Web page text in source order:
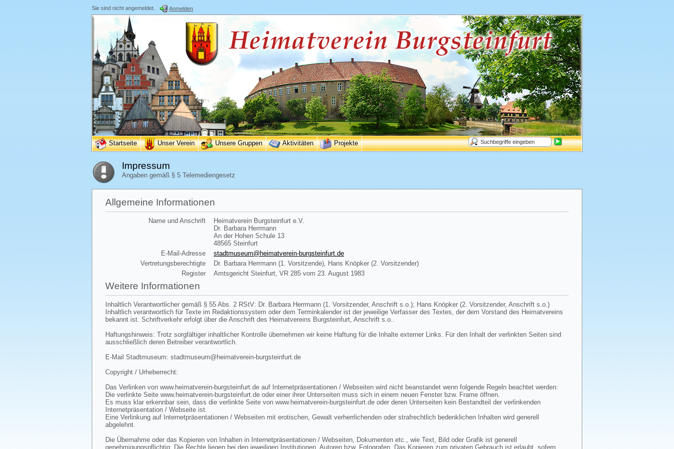
Sie sind nicht angemeldet. Anmelden
Startseite Unser Verein Unsere Gruppen Aktivitäten Projekte
Impressum
Angaben gemäß § 5 Telemediengesetz
Allgemeine Informationen
Name und Anschrift
Heimatverein Burgsteinfurt e.V.
Dr. Barbara Herrmann
An der Hohen Schule 13
48565 Steinfurt
E-Mail-Adresse
stadtmuseum@heimatverein-burgsteinfurt.de
Vertretungsberechtigte
Dr. Barbara Herrmann (1. Vorsitzende), Hans Knöpker (2. Vorsitzender)
Register
Amtsgericht Steinfurt, VR 285 vom 23. August 1983
Weitere Informationen
Inhaltlich Verantwortlicher gemäß § 55 Abs. 2 RStV: Dr. Barbara Herrmann (1. Vorsitzender, Anschrift s.o.); Hans Knöpker (2. Vorsitzender, Anschrift s.o.)
Inhaltlich verantwortlich für Texte im Redaktionssystem oder dem Terminkalender ist der jeweilige Verfasser des Textes, der dem Vorstand des Heimatvereins
bekannt ist. Schriftverkehr erfolgt über die Anschrift des Heimatvereins Burgsteinfurt, Anschrift s.o..
Haftungshinweis: Trotz sorgfältiger inhaltlicher Kontrolle übernehmen wir keine Haftung für die Inhalte externer Links. Für den Inhalt der verlinkten Seiten sind
ausschließlich deren Betreiber verantwortlich.
E-Mail Stadtmuseum: stadtmuseum@heimatverein-burgsteinfurt.de
Copyright / Urheberrecht:
Das Verlinken von www.heimatverein-burgsteinfurt.de auf Internetpräsentationen / Webseiten wird nicht beanstandet wenn folgende Regeln beachtet werden:
Die verlinkte Seite www.heimatverein-burgsteinfurt.de oder einer ihrer Unterseiten muss sich in einem neuen Fenster bzw. Frame öffnen.
Es muss klar erkennbar sein, dass die verlinkte Seite von www.heimatverein-burgsteinfurt.de oder deren Unterseiten kein Bestandteil der verlinkenden
Internetpräsentation / Webseite ist.
Eine Verlinkung auf Internetpräsentationen / Webseiten mit erotischen, Gewalt verherrlichenden oder strafrechtlich bedenklichen Inhalten wird generell
abgelehnt.
Die Übernahme oder das Kopieren von Inhalten in Internetpräsentationen / Webseiten, Dokumenten etc., wie Text, Bild oder Grafik ist generell
genehmigungspflichtig. Die Rechte liegen bei den jeweiligen Institutionen, Autoren bzw. Fotografen. Das Kopieren zum privaten Gebrauch ist erlaubt, sofern